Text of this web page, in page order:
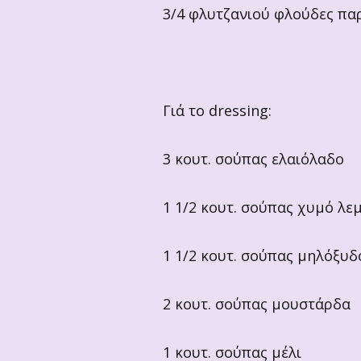
3/4 φλυτζανιού φλούδες
Γιά το dressing:
3 κουτ. σούπας ελαιόλαδο
1 1/2 κουτ. σούπας χυμό
1 1/2 κουτ. σούπας
2 κουτ. σούπας μουστάρδα
1 κουτ. σούπας μέλι